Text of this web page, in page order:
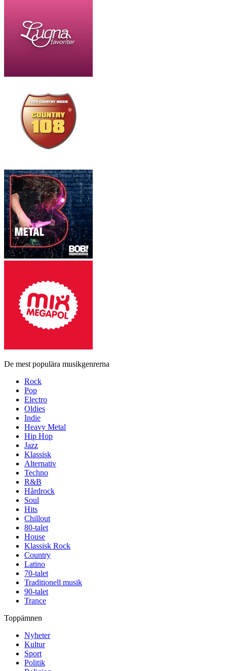
De mest populära musikgenrerna
Rock
Pop
Electro
Oldies
Indie
Heavy Metal
Hip Hop
Jazz
Klassisk
Alternativ
Techno
R&B
Hårdrock
Soul
Hits
Chillout
80-talet
House
Klassisk Rock
Country
Latino
70-talet
Traditionell musik
90-talet
Trance
Toppämnen
Nyheter
Kultur
Sport
Politik